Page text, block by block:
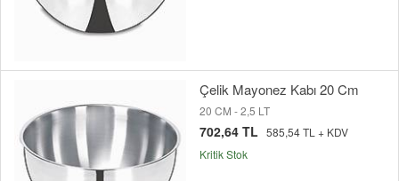
Çelik Mayonez Kabı 20 Cm
20 CM - 2,5 LT
702,64 TL 585,54 TL + KDV
Kritik Stok